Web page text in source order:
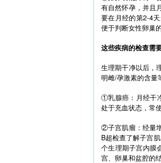
有自然怀孕，并且
要在月经的第2-4
便于判断女性卵巢
这些疾病的检查需
生理期干净以后，
明雌/孕激素的含量
①乳腺癌：月经干
处于充血状态，常
②子宫肌瘤：经量
B超检查了解子宫
个生理期子宫内膜
宫、卵巢和盆腔的结